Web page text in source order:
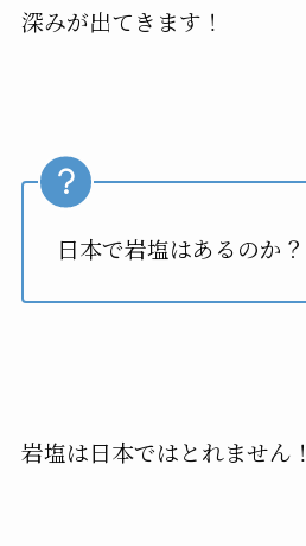
深みが出てきます！
日本で岩塩はあるのか？
岩塩は日本ではとれません！